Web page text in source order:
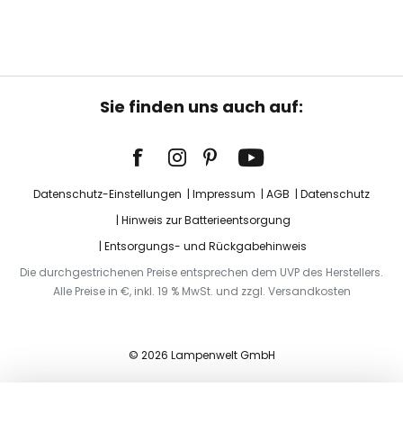
Sie finden uns auch auf:
Datenschutz-Einstellungen Impressum AGB
Datenschutz
Hinweis zur Batterieentsorgung
Entsorgungs- und Rückgabehinweis
Die durchgestrichenen Preise entsprechen dem UVP des Herstellers.
Alle Preise in €, inkl. 19 % MwSt. und zzgl. Versandkosten
© 2026 Lampenwelt GmbH